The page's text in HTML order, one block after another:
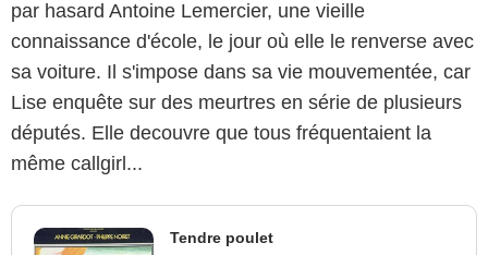
par hasard Antoine Lemercier, une vieille
connaissance d'école, le jour où elle le renverse avec
sa voiture. Il s'impose dans sa vie mouvementée, car
Lise enquête sur des meurtres en série de plusieurs
députés. Elle decouvre que tous fréquentaient la
même callgirl...
Tendre poulet